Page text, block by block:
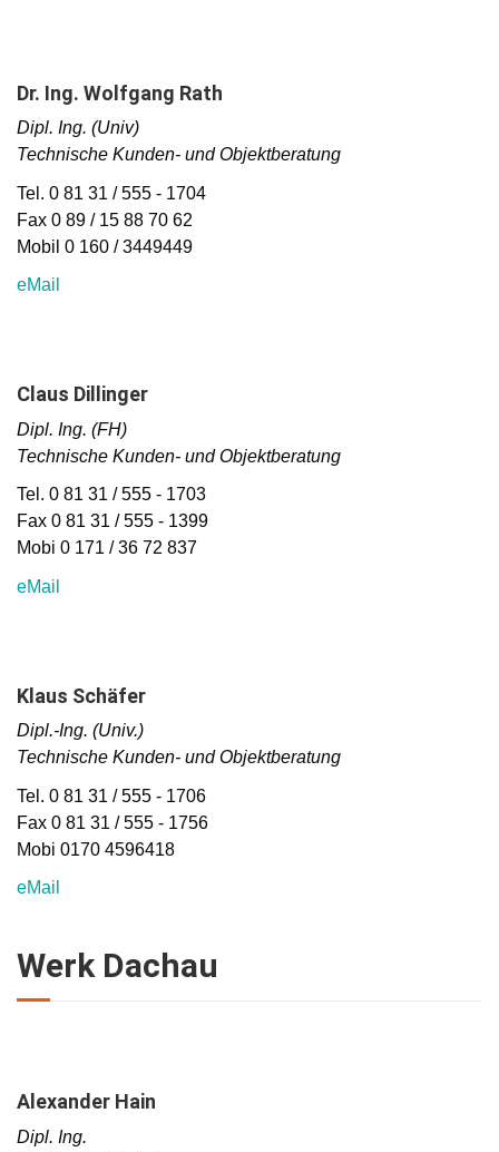
Dr. Ing. Wolfgang Rath
Dipl. Ing. (Univ)
Technische Kunden- und Objektberatung
Tel. 0 81 31 / 555 - 1704
Fax 0 89 / 15 88 70 62
Mobil 0 160 / 3449449
eMail
Claus Dillinger
Dipl. Ing. (FH)
Technische Kunden- und Objektberatung
Tel. 0 81 31 / 555 - 1703
Fax 0 81 31 / 555 - 1399
Mobi 0 171 / 36 72 837
eMail
Klaus Schäfer
Dipl.-Ing. (Univ.)
Technische Kunden- und Objektberatung
Tel. 0 81 31 / 555 - 1706
Fax 0 81 31 / 555 - 1756
Mobi 0170 4596418
eMail
Werk Dachau
Alexander Hain
Dipl. Ing.